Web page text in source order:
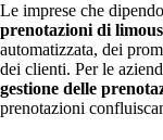
Le imprese che
prenotazioni di
automatizzata, dei
dei clienti. Per le
gestione delle
prenotazioni